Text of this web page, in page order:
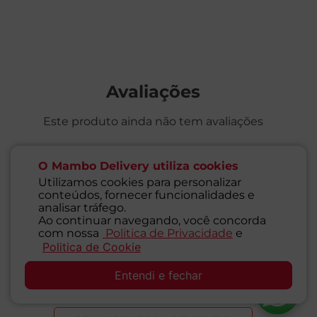
O Mambo Delivery utiliza cookies
Utilizamos cookies para personalizar
conteúdos, fornecer funcionalidades e
analisar tráfego.
Ao continuar navegando, você concorda
com nossa
Politica de Privacidade e
Politica de Cookie
Entendi e fechar
Avaliações
Este produto ainda não tem avaliações
SEJA O PRIMEIRO A AVALIAR
Perguntas & respostas
Este produto ainda não tem perguntas